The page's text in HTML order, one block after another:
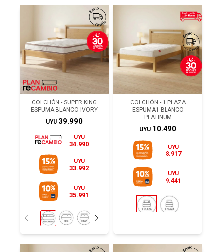
COLCHÓN - SUPER KING
ESPUMA BLANCO IVORY
UYU 39.990
UYU
34.990
UYU
33.992
UYU
35.991
COLCHÓN - 1 PLAZA
ESPUMA1 BLANCO
PLATINUM
UYU 10.490
UYU
8.917
UYU
9.441